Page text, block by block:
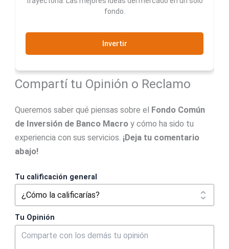
fondo.
Invertir
Compartí tu Opinión o Reclamo
Queremos saber qué piensas sobre el Fondo Común
de Inversión de Banco Macroy cómo ha sido tu
experiencia con sus servicios. ¡Deja tu comentario
abajo!
Tu calificación general
Tu Opinión